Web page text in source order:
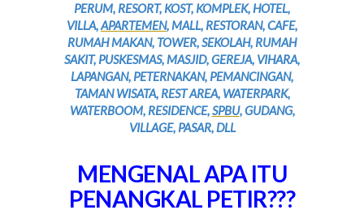
PERUM, RESORT, KOST, KOMPLEK, HOTEL,
VILLA,APARTEMEN, MALL, RESTORAN, CAFE,
RUMAH MAKAN, TOWER, SEKOLAH, RUMAH
SAKIT, PUSKESMAS, MASJID, GEREJA, VIHARA,
LAPANGAN, PETERNAKAN, PEMANCINGAN,
TAMAN WISATA, REST AREA, WATERPARK,
WATERBOOM, RESIDENCE,SPBU, GUDANG,
VILLAGE, PASAR, DLL
MENGENAL APA ITU
PENANGKAL PETIR???